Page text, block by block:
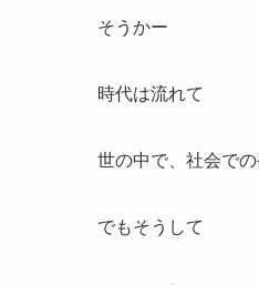
そうかー
時代は流れて
世の中で、社会で
でもそうして